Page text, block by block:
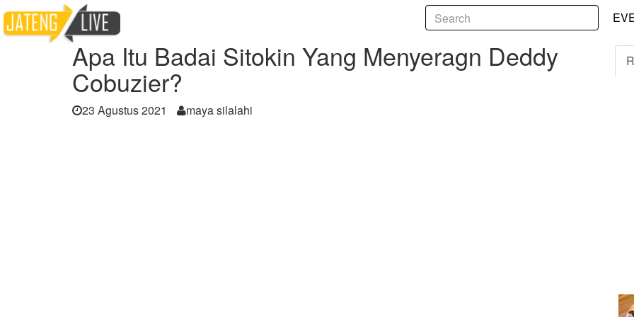
Home Apa Itu Badai Sitokin Yang Menyeragn Deddy Cobuzier?
Apa Itu Badai Sitokin Yang Menyeragn Deddy
Cobuzier?
23 Agustus 2021 maya silalahi